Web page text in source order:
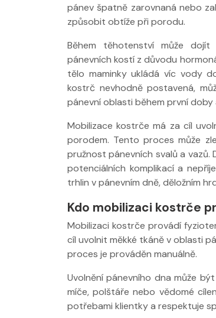
pánev špatně zarovnaná nebo
způsobit obtíže při porodu.
Během těhotenství může
pánevních kostí z důvodu
tělo maminky ukládá víc vody
kostrč nevhodně postavená,
pánevní oblasti během první
Mobilizace kostrče má za cíl
porodem. Tento proces může
pružnost pánevních svalů a
potenciálních komplikací a
trhlin v pánevním dně, děložním
Kdo mobilizaci kostrče
Mobilizaci kostrče provádí
cíl uvolnit měkké tkáně v oblasti
proces je prováděn manuálně.
Uvolnění pánevního dna může
míče, polštáře nebo vědomé
potřebami klientky a respektuje